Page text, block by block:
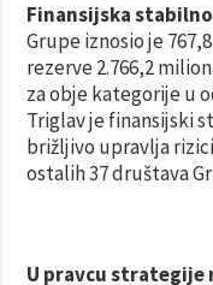
Finansijska
Grupe iznosio je
rezerve 2.766,2
za obje kategorije u
Triglav je finansijski
brižljivo upravlja
ostalih 37 društava
U pravcu